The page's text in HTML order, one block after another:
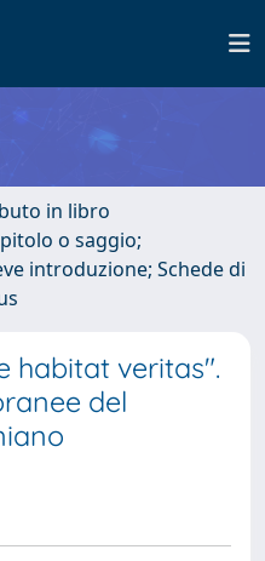
in libro
o saggio;
introduzione; Schede di
habitat veritas".
del